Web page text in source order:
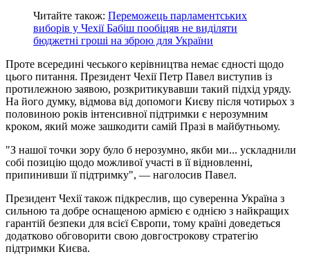
Читайте також: Переможець парламентських
виборів у Чехії Бабіш пообіцяв не виділяти
бюджетні гроші на зброю для України
Проте всередині чеського керівництва немає єдності щодо
цього питання. Президент Чехії Петр Павел виступив із
протилежною заявою, розкритикувавши такий підхід уряду.
На його думку, відмова від допомоги Києву після чотирьох з
половиною років інтенсивної підтримки є нерозумним
кроком, який може зашкодити самій Празі в майбутньому.
"З нашої точки зору було б нерозумно, якби ми... ускладнили
собі позицію щодо можливої участі в її відновленні,
припинивши її підтримку", — наголосив Павел.
Президент Чехії також підкреслив, що суверенна Україна з
сильною та добре оснащеною армією є однією з найкращих
гарантій безпеки для всієї Європи, тому країні доведеться
додатково обговорити свою довгострокову стратегію
підтримки Києва.